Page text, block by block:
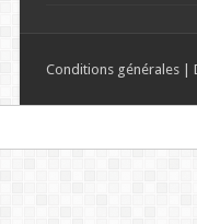
Conditions générales|